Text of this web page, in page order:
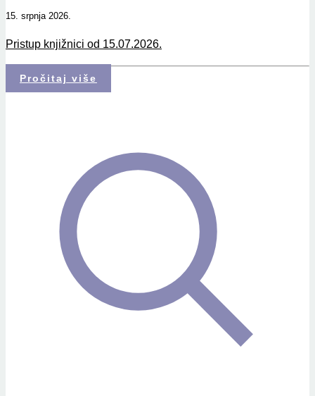
15. srpnja 2026.
Pristup knjižnici od 15.07.2026.
Pročitaj više